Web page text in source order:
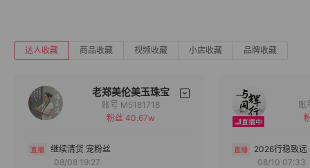
达人收藏 商品收藏 视频收藏 小店收藏 品牌收藏
老郑美伦美玉珠宝
备注
账号 M5181718
粉丝 40.67w
继续清货 宠粉丝
08/08 19:27
2026行稳致远
08/10 07:33